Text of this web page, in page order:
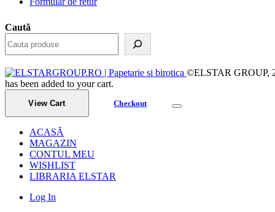
Caută
©ELSTAR GROUP,
has been added to your cart.
View Cart Checkout
ACASĂ
MAGAZIN
CONTUL MEU
WISHLIST
LIBRARIA ELSTAR
Log In